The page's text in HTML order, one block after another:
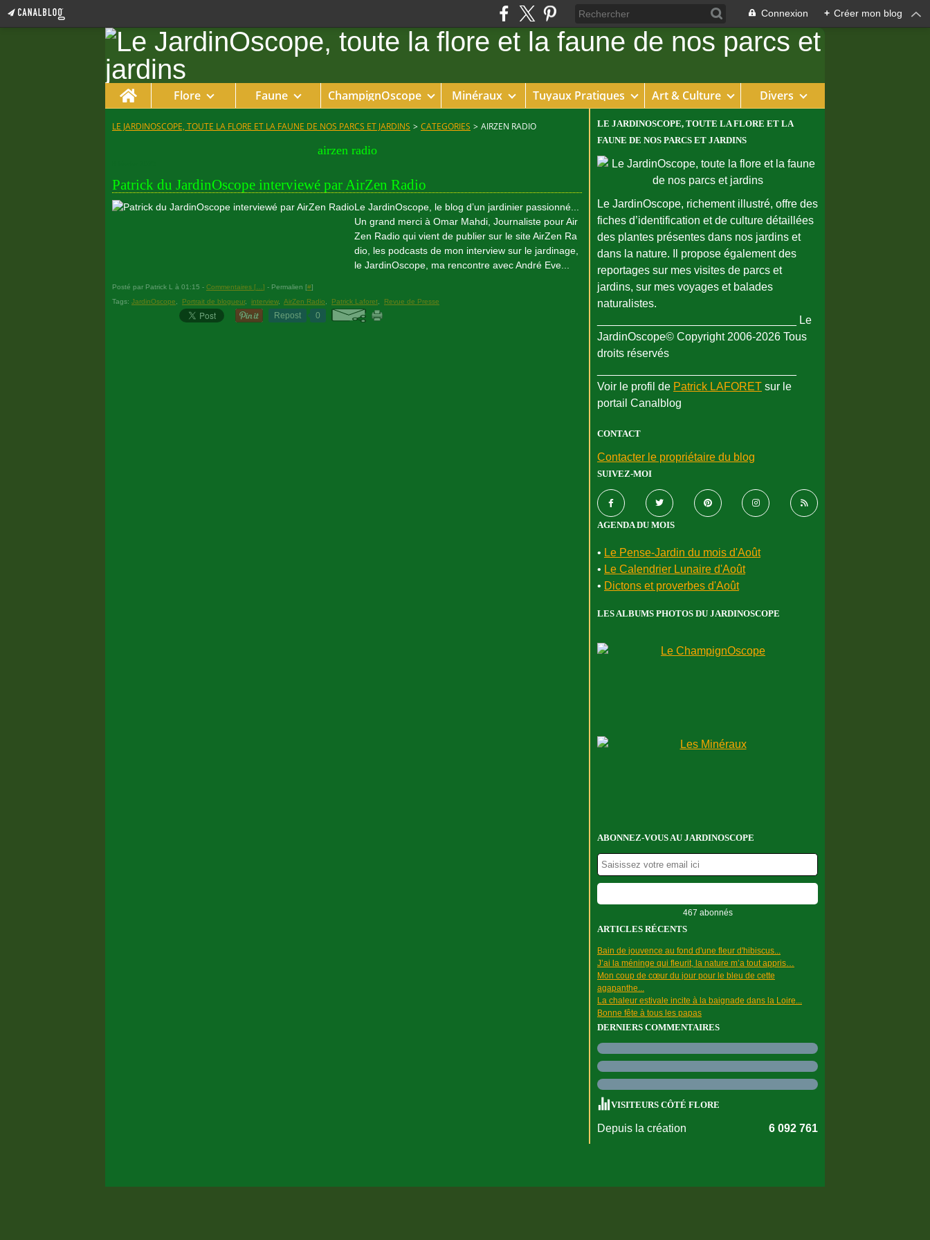
Connexion + Créer mon blog
Home Flore Faune ChampignOscope Minéraux Tuyaux Pratiques Art & Culture Divers
LE JARDINOSCOPE, TOUTE LA FLORE ET LA FAUNE DE NOS PARCS ET JARDINS > CATEGORIES > AIRZEN RADIO
airzen radio
Patrick du JardinOscope interviewé par AirZen Radio
Le JardinOscope, le blog d’un jardinier passionné...
Un grand merci à Omar Mahdi, Journaliste pour Air
Zen Radio qui vient de publier sur le site AirZen Ra
dio, les podcasts de mon interview sur le jardinage,
le JardinOscope, ma rencontre avec André Eve...
Posté par Patrick L à 01:15 - Commentaires [ ] - Permalien [#]
Tags: JardinOscope Portrait de blogueur, interview, AirZen Radio Patrick Laforet Revue de Presse
Repost 0
LE JARDINOSCOPE, TOUTE LA FLORE ET LA
FAUNE DE NOS PARCS ET JARDINS
Le JardinOscope, richement illustré, offre des
fiches d’identification et de culture détaillées
des plantes présentes dans nos jardins et
dans la nature. Il propose également des
reportages sur mes visites de parcs et
jardins, sur mes voyages et balades
naturalistes.
________________________________ Le
JardinOscope© Copyright 2006-2026 Tous
droits réservés
Voir le profil de Patrick LAFORET sur le
portail Canalblog
CONTACT
Contacter le propriétaire du blog
SUIVEZ-MOI
AGENDA DU MOIS
• Le Pense-Jardin du mois d'Août
• Le Calendrier Lunaire d'Août
• Dictons et proverbes d'Août
LES ALBUMS PHOTOS DU JARDINOSCOPE
ABONNEZ-VOUS AU JARDINOSCOPE
467 abonnés
ARTICLES RÉCENTS
Bain de jouvence au fond d'une fleur d'hibiscus...
J’ai la méninge qui fleurit, la nature m’a tout appris…
Mon coup de cœur du jour pour le bleu de cette
agapanthe...
La chaleur estivale incite à la baignade dans la Loire...
Bonne fête à tous les papas
DERNIERS COMMENTAIRES
VISITEURS CÔTÉ FLORE
Depuis la création 6 092 761